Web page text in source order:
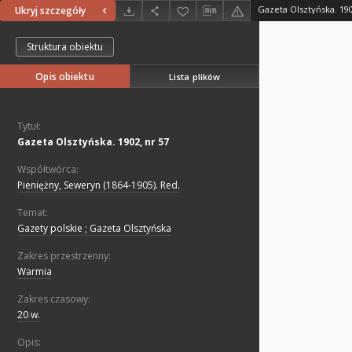
Ukryj szczegóły Gazeta Olsztyńska.
Struktura obiektu
Opis obiektu Lista plików
Tytuł:
Gazeta Olsztyńska. 1902, nr 57
Współtwórca:
Pieniężny, Seweryn (1864-1905). Red.
Temat:
Gazety polskie ; Gazeta Olsztyńska
Zakres przestrzenny:
Warmia
Zakres czasowy:
20 w.
Opis: